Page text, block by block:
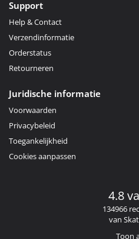
Support
Help & Contact
Verzendinformatie
Orderstatus
Retourneren
Juridische informatie
Voorwaarden
Privacybeleid
Toegankelijkheid
Cookies aanpassen
4.8
134966
van
Toon